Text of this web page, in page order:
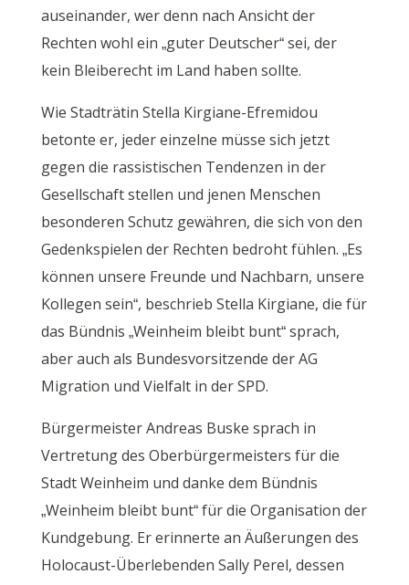
auseinander, wer denn nach Ansicht der
Rechten wohl ein „guter Deutscher“ sei, der
kein Bleiberecht im Land haben sollte.
Wie Stadträtin Stella Kirgiane-Efremidou
betonte er, jeder einzelne müsse sich jetzt
gegen die rassistischen Tendenzen in der
Gesellschaft stellen und jenen Menschen
besonderen Schutz gewähren, die sich von den
Gedenkspielen der Rechten bedroht fühlen. „Es
können unsere Freunde und Nachbarn, unsere
Kollegen sein“, beschrieb Stella Kirgiane, die für
das Bündnis „Weinheim bleibt bunt“ sprach,
aber auch als Bundesvorsitzende der AG
Migration und Vielfalt in der SPD.
Bürgermeister Andreas Buske sprach in
Vertretung des Oberbürgermeisters für die
Stadt Weinheim und danke dem Bündnis
„Weinheim bleibt bunt“ für die Organisation der
Kundgebung. Er erinnerte an Äußerungen des
Holocaust-Überlebenden Sally Perel, dessen